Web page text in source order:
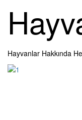
content
Hayvanlar Hakkında